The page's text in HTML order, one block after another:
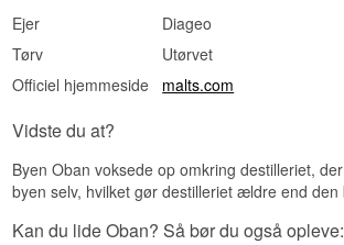
Ejer
Diageo
Tørv
Utørvet
Officiel hjemmeside
malts.com
Vidste du at?
Byen Oban voksede op omkring destilleriet,
byen selv, hvilket gør destilleriet ældre end den
Kan du lide Oban? Så bør du også opleve: